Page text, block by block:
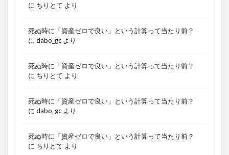
に ちりとて より
死ぬ時に「資産ゼロで良い」という計算って当たり前？
に dabo_gc より
死ぬ時に「資産ゼロで良い」という計算って当たり前？
に ちりとて より
死ぬ時に「資産ゼロで良い」という計算って当たり前？
に dabo_gc より
死ぬ時に「資産ゼロで良い」という計算って当たり前？
に ちりとて より